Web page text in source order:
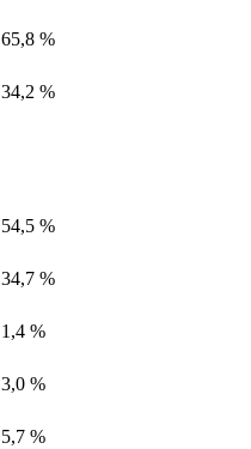
65,8 %
34,2 %
54,5 %
34,7 %
1,4 %
3,0 %
5,7 %